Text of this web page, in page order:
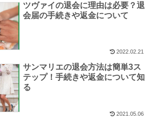
ツヴァイの退会に理由は必要？退
会届の手続きや返金について
2022.02.21
サンマリエの退会方法は簡単3ス
テップ！手続きや返金について知
る
2021.05.06